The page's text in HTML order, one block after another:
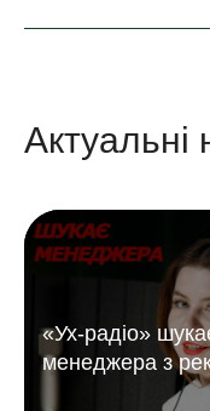
Актуальні
«Ух-радіо»
менеджера з